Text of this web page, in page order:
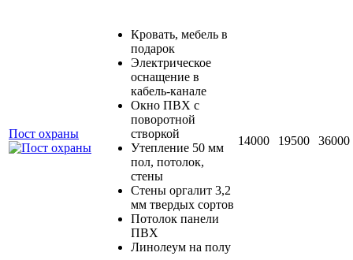
Пост охраны
Кровать, мебель в
подарок
Электрическое
оснащение в
кабель-канале
Окно ПВХ с
поворотной
створкой
Утепление 50 мм
пол, потолок,
стены
Стены оргалит 3,2
мм твердых сортов
Потолок панели
ПВХ
Линолеум на полу
14000 19500 36000